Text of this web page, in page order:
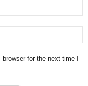
for the next time I